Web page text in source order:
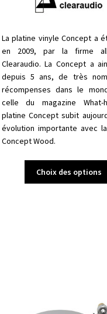
La platine vinyle Concept a
en 2009, par la firme
Clearaudio. La Concept a
depuis 5 ans, de très
récompenses dans le
celle du magazine
platine Concept subit
évolution importante avec
Concept Wood.
Choix des options